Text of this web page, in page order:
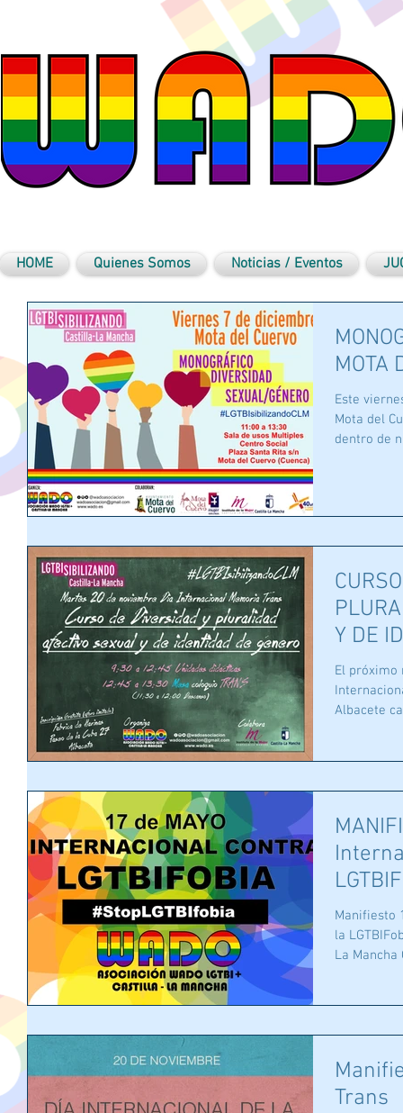
HOME Quienes Somos Noticias / Eventos
MOTA
Este
Mota del
dentro de
Y DE
DIA
El próximo
Internacional
Albacete
Manifiesto
la
La Mancha
Trans